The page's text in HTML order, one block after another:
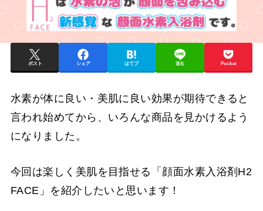
ポスト シェア はてブ 送る Pocket
水素が体に良い・美肌に良い効果が期待できると
言われ始めてから、いろんな商品を見かけるよう
になりました。
今回は楽しく美肌を目指せる「顔面水素入浴剤H2
FACE」を紹介したいと思います！